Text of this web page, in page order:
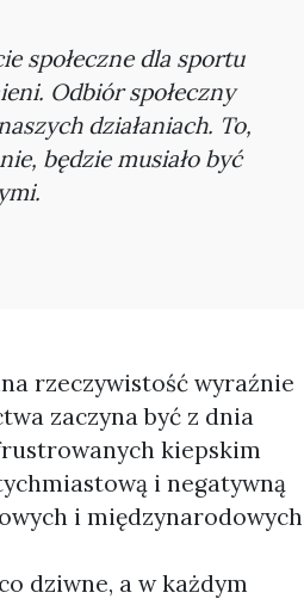
społeczne dla sportu
Odbiór społeczny
działaniach. To,
będzie musiało być
rzeczywistość wyraźnie
zaczyna być z dnia
kiepskim
i negatywną
i międzynarodowych
dziwne, a w każdym